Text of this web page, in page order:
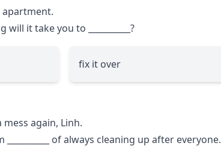
apartment.
will it take you to
?
fix it over
mess again, Linh.
of always cleaning up after everyone.